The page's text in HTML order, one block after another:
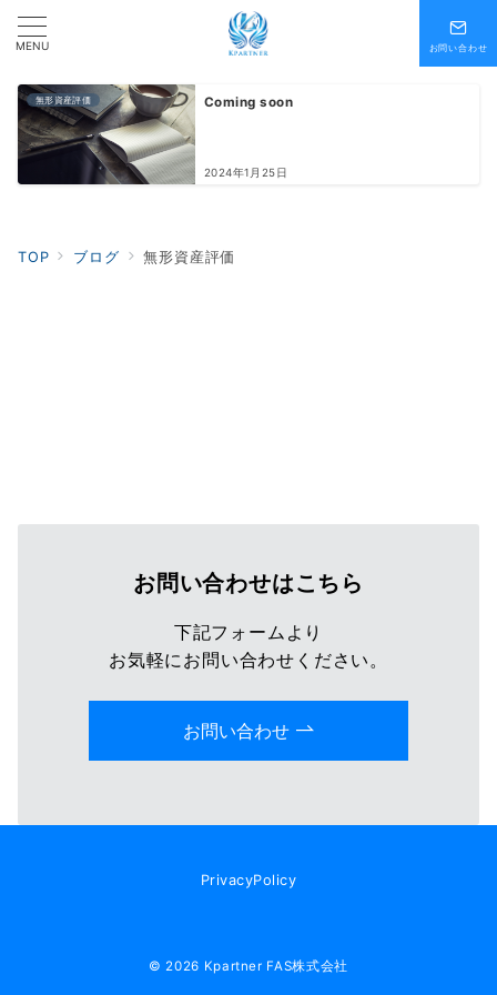
MENU お問い合わせ
無形資産評価 Coming soon
2024年1月25日
TOP ブログ 無形資産評価
お問い合わせはこちら
下記フォームより
お気軽にお問い合わせください。
お問い合わせ
PrivacyPolicy
© 2026 Kpartner FAS株式会社